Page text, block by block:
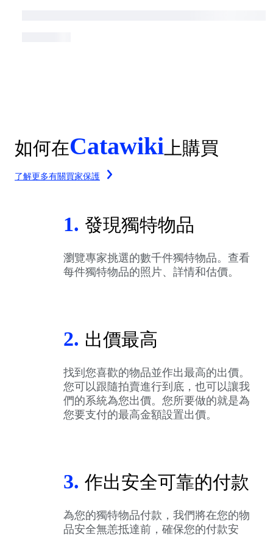
如何在Catawiki 上購買
了解更多有關買家保護
1. 發現獨特物品
瀏覽專家挑選的數千件獨特物品。查看
每件獨特物品的照片、詳情和估價。
2. 出價最高
找到您喜歡的物品並作出最高的出價。
您可以跟隨拍賣進行到底，也可以讓我
們的系統為您出價。您所要做的就是為
您要支付的最高金額設置出價。
3. 作出安全可靠的付款
為您的獨特物品付款，我們將在您的物
品安全無恙抵達前，確保您的付款安